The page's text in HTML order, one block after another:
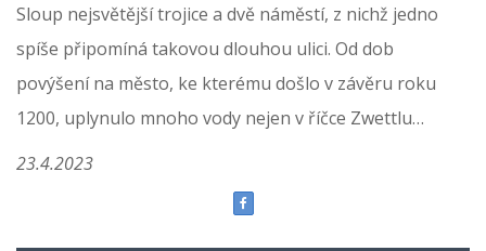
Sloup nejsvětější trojice a dvě náměstí, z nichž jedno
spíše připomíná takovou dlouhou ulici. Od dob
povýšení na město, ke kterému došlo v závěru roku
1200, uplynulo mnoho vody nejen v říčce Zwettlu…
23.4.2023